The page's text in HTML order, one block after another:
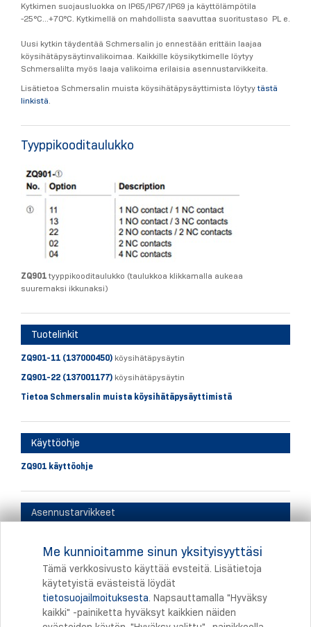
Kytkimen suojausluokka on IP65/IP67/IP69 ja käyttölämpötila
-25°C...+70°C. Kytkimellä on mahdollista saavuttaa suoritustaso PL e.
Uusi kytkin täydentää Schmersalin jo ennestään erittäin laajaa
köysihätäpysäytinvalikoimaa. Kaikkille köysikytkimelle löytyy
Schmersalilta myös laaja valikoima erilaisia asennustarvikkeita.
Lisätietoa Schmersalin muista köysihätäpysäyttimista löytyytästä
linkistä.
Tyyppikooditaulukko
ZQ901tyyppikooditaulukko (taulukkoa klikkamalla aukeaa
suuremaksi ikkunaksi)
Tuotelinkit
ZQ901-11 (137000450) köysihätäpysäytin
ZQ901-22 (137001177) köysihätäpysäytin
Tietoa Schmersalin muista köysihätäpysäyttimistä
Käyttöohje
ZQ901 käyttöohje
Asennustarvikkeet
Datalehti asennustarvikkeista
Tulostus
Me kunnioitamme sinun yksityisyyttäsi
Tämä verkkosivusto käyttää evsteitä. Lisätietoja
käytetyistä evästeistä löydät
tietosuojailmoituksesta. Napsauttamalla "Hyväksy
kaikki" -painiketta hyväksyt kaikkien näiden